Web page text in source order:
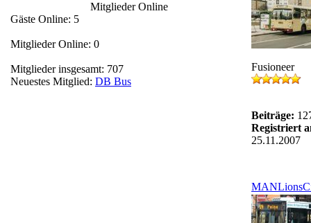
Mitglieder Online
Gäste Online: 5
Mitglieder Online: 0
Mitglieder insgesamt: 707
Neuestes Mitglied: DB Bus
Fusioneer
Beiträge:
Registriert
25.11.2007